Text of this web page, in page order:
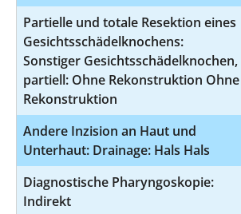
Partielle und totale Resektion eines
Gesichtsschädelknochens:
Sonstiger Gesichtsschädelknochen,
partiell: Ohne Rekonstruktion Ohne
Rekonstruktion
Andere Inzision an Haut und
Unterhaut: Drainage: Hals Hals
Diagnostische Pharyngoskopie:
Indirekt